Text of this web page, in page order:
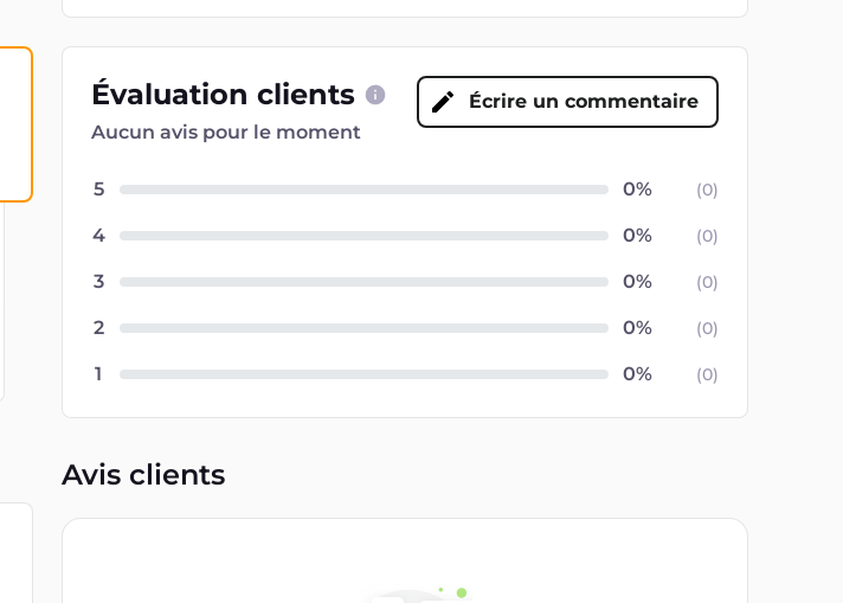
Évaluation clients
Aucun avis pour le moment
Écrire un commentaire
5 (0)
4 (0)
3 (0)
2 (0)
1 (0)
Avis clients